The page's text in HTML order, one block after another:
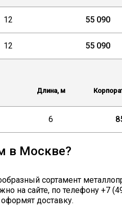
12 55 090
12 55 090
Длина, м
6
в Москве?
сортамент
на сайте, по телефону
доставку.